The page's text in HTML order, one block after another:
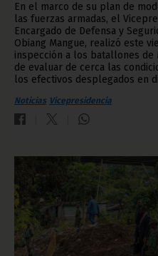
En el marco de su plan de
las fuerzas armadas, el
Encargado de Defensa y
Obiang Mangue, realizó este
inspección a los batallones de
de evaluar de cerca las
los efectivos desplegados en
Noticias Vicepresidencia